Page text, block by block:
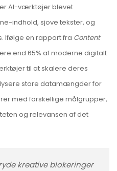
AI-værktøjer blevet
indhold, sjove tekster, og
Ifølge en rapport fra Content
end 65% af moderne digitalt
til at skalere deres
store datamængder for
med forskellige målgrupper,
og relevansen af det
kreative blokeringer